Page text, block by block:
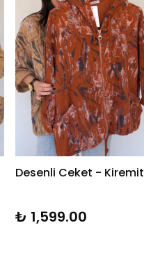
Desenli Ceket - Kiremit
₺ 1,599.00